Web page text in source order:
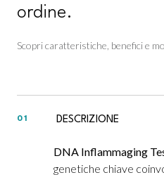
ordine.
Scopri caratteristiche, benefici e
01 DESCRIZIONE
DNA Inflammaging
genetiche chiave